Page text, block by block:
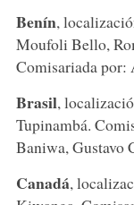
Benín,
Moufoli Bello,
Comisariada por:
Brasil,
Tupinambá.
Baniwa, Gustavo
Canadá,